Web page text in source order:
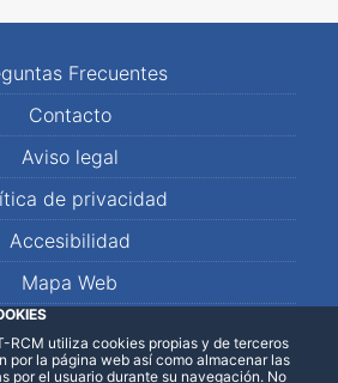
Frecuentes
Contacto
Aviso legal
de privacidad
Accesibilidad
Mapa Web
RCM utiliza cookies propias y de terceros
por la página web así como almacenar las
por el usuario durante su navegación. No